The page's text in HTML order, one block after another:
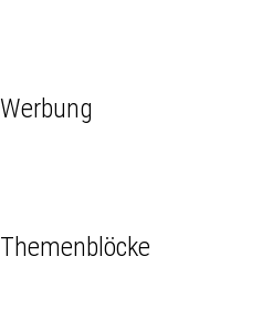
Werbung
Themenblöcke